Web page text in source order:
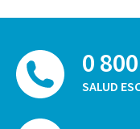
0
SALUD